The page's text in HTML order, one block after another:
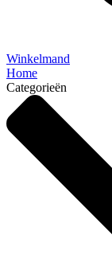
Winkelmand
Home
Categorieën